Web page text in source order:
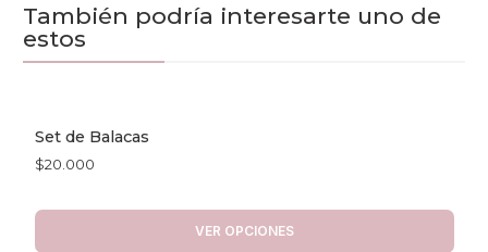
También podría interesarte uno de
estos
Set de Balacas
$20.000
VER OPCIONES